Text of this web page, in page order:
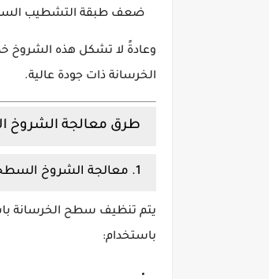
ضعف طبقة التشطيب
وعادةً لا تشكل هذه الشروخ
الخرسانة ذات جودة عالية.
طرق معالجة الشروخ
1. معالجة الشروخ السطحية البسيطة
يتم تنظيف سطح الخرسانة
باستخدام: